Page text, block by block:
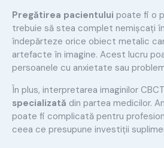
Pregătirea pacientului poate fi o
trebuie să stea complet nemișcați
îndepărteze orice obiect metalic
artefacte în imagine. Acest lucru
persoanele cu anxietate sau
În plus, interpretarea imaginilor
specializată din partea medicilor.
poate fi complicată pentru
ceea ce presupune investiții